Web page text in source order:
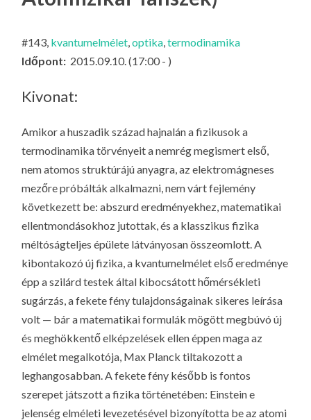
O
#143, kvantumelmélet,optika,termodinamika
Időpont: 2015.09.10. (17:00 - )
Kivonat:
Amikor a huszadik század hajnalán a fizikusok a
termodinamika törvényeit a nemrég megismert első,
nem atomos struktúrájú anyagra, az elektromágneses
mezőre próbálták alkalmazni, nem várt fejlemény
következett be: abszurd eredményekhez, matematikai
ellentmondásokhoz jutottak, és a klasszikus fizika
méltóságteljes épülete látványosan összeomlott. A
kibontakozó új fizika, a kvantumelmélet első eredménye
épp a szilárd testek által kibocsátott hőmérsékleti
sugárzás,a fekete fénytulajdonságainak sikeres leírása
volt — bár a matematikai formulák mögött megbúvó új
és meghökkentő elképzelések ellen éppen maga az
elmélet megalkotója, Max Planck tiltakozott a
leghangosabban. Afekete fény később is fontos
szerepet játszott a fizika történetében: Einstein e
jelenség elméleti levezetésével bizonyította be az atomi